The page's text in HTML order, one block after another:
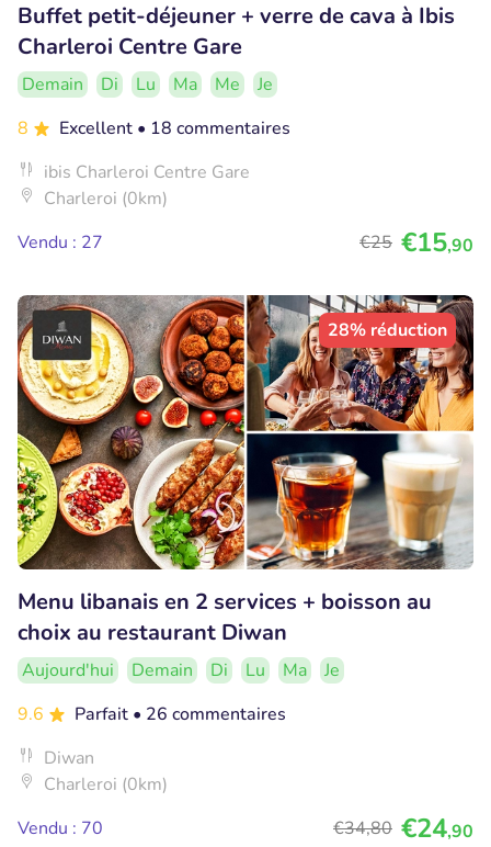
Buffet petit-déjeuner + verre de cava à Ibis
Charleroi Centre Gare
Demain Di Lu Ma Me
Je
8
Excellent • 18 commentaires
ibis Charleroi Centre Gare
Charleroi (0km)
Vendu : 27
€25 €15,90
28% réduction
Menu libanais en 2 services + boisson au
choix au restaurant Diwan
Aujourd'hui Demain Di Lu Ma
Je
9.6
Parfait • 26 commentaires
Diwan
Charleroi (0km)
Vendu : 70
€34,80 €24,90